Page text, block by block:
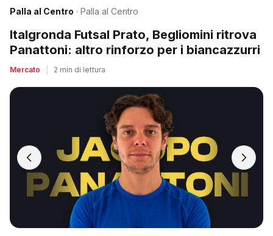
Palla al Centro · Palla al Centro
Italgronda Futsal Prato, Begliomini ritrova
Panattoni: altro rinforzo per i biancazzurri
Mercato 2 min di lettura